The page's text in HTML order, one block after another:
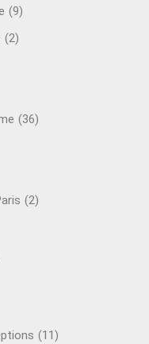
(9)
(2)
(36)
(2)
(11)